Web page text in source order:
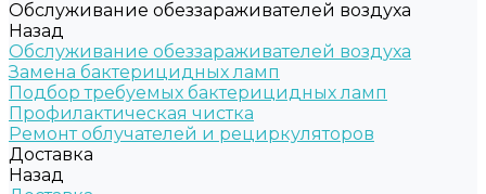
Обслуживание обеззараживателей воздуха
Назад
Обслуживание обеззараживателей воздуха
Замена бактерицидных ламп
Подбор требуемых бактерицидных ламп
Профилактическая чистка
Ремонт облучателей и рециркуляторов
Доставка
Назад